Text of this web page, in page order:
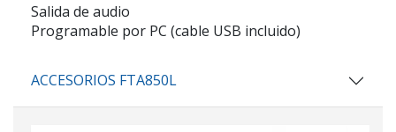
Salida de audio
Programable por PC (cable USB incluido)
ACCESORIOS FTA850L